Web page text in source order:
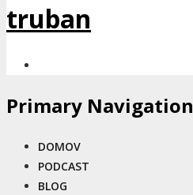
truban
Primary Navigation
DOMOV
PODCAST
BLOG